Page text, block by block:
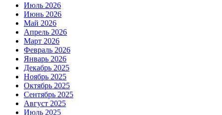
Июль 2026
Июнь 2026
Май 2026
Апрель 2026
Март 2026
Февраль 2026
Январь 2026
Декабрь 2025
Ноябрь 2025
Октябрь 2025
Сентябрь 2025
Август 2025
Июль 2025